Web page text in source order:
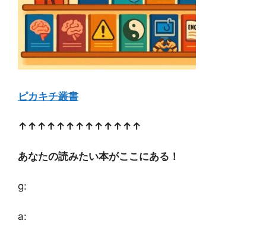
ピカキチ叢書
↑↑↑↑↑↑↑↑↑↑↑↑↑
あなたの読みたい本がここにある！
g:
a: